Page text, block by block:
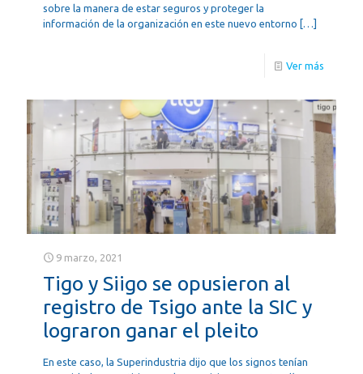
sobre la manera de estar seguros y proteger la
información de la organización en este nuevo entorno […]
Ver más
9 marzo, 2021
Tigo y Siigo se opusieron al
registro de Tsigo ante la SIC y
lograron ganar el pleito
En este caso, la Superindustria dijo que los signos tenían